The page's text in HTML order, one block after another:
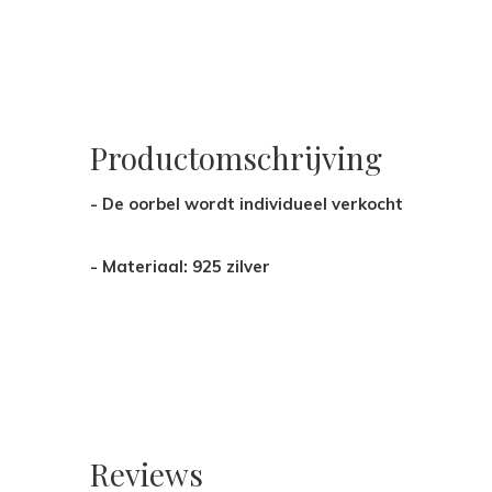
Productomschrijving
- De oorbel wordt individueel verkocht
- Materiaal: 925 zilver
Reviews